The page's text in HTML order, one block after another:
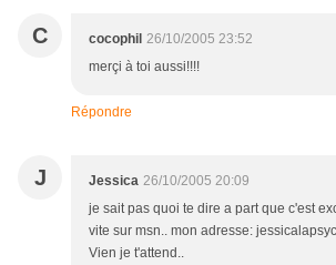
C cocophil 26/10/2005 23:52
merçi à toi aussi!!!!
Répondre
J Jessica 26/10/2005 20:09
je sait pas quoi te dire a part que c'est
vite sur msn.. mon adresse:
Vien je t'attend..